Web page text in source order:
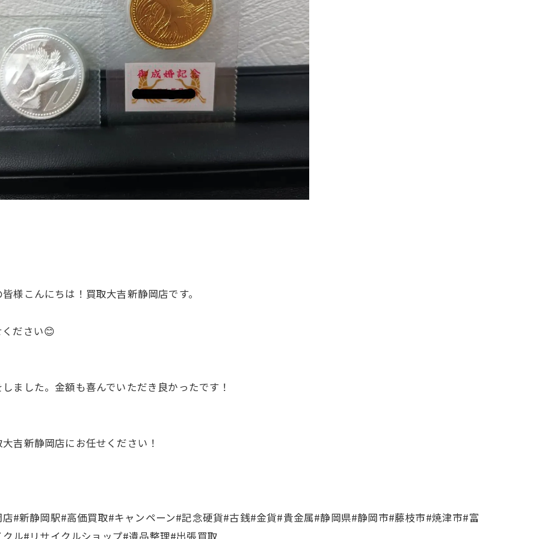
様こんにちは！買取大吉新静岡店です。
ださい😊
した。金額も喜んでいただき良かったです！
吉新静岡店にお任せください！
#新静岡駅#高価買取#キャンペーン#記念硬貨#古銭#金貨#貴金属#静岡県#静岡市#藤枝市#焼津市#富
ル#リサイクルショップ#遺品整理#出張買取